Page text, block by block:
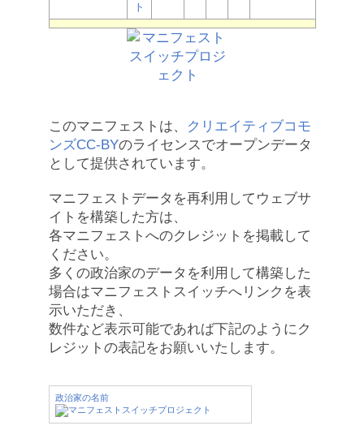
ト
このマニフェストは、
クリエイティブコモ
ンズCC-BYのライセンスでオープンデータ
として提供されています。
マニフェストデータを再利用してウェブサ
イトを構築した方は、
各マニフェストへのクレジットを掲載して
ください。
多くの政治家のデータを利用して構築した
場合はマニフェストスイッチへリンクを表
示いただき、
数件など表示可能であれば下記のようにク
レジットの表記をお願いいたします。
政治家の名前